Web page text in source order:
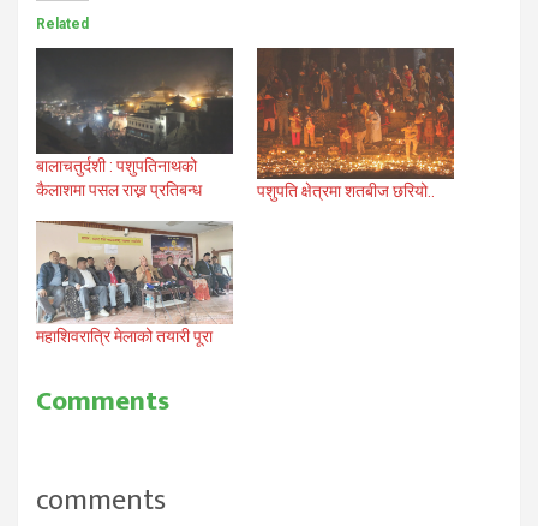
Related
बालाचतुर्दशी : पशुपतिनाथको
कैलाशमा पसल राख्न प्रतिबन्ध
पशुपति क्षेत्रमा शतबीज छरियो..
महाशिवरात्रि मेलाको तयारी पूरा
Comments
comments